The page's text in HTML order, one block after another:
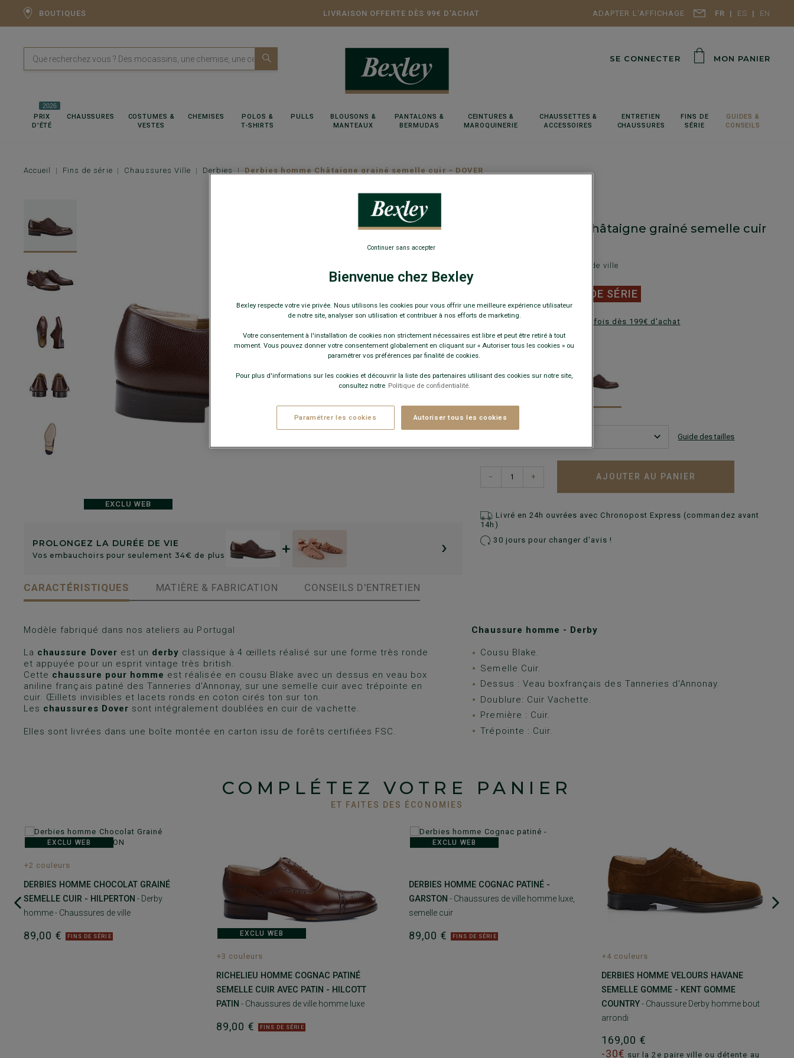
FR ES EN
BOUTIQUES LIVRAISON OFFERTE DÈS 99€ D'ACHAT ADAPTER L'AFFICHAGE
SE CONNECTER MON PANIER
PRIX
D'ÉTÉ
2026
CHAUSSURES
COSTUMES &
VESTES
CHEMISES
POLOS &
T-SHIRTS
PULLS
BLOUSONS &
MANTEAUX
PANTALONS &
BERMUDAS
CEINTURES &
MAROQUINERIE
CHAUSSETTES &
ACCESSOIRES
ENTRETIEN
CHAUSSURES
FINS DE
SÉRIE
GUIDES &
CONSEILS
Accueil Fins de série Chaussures Ville Derbies Derbies homme Châtaigne grainé semelle cuir - DOVER
Derbies homme Châtaigne grainé semelle cuir
Derby homme - Chaussures de ville
FINS DE SÉRIE
Payez en plusieurs fois dès 199€ d'achat
COULEURS DISPONIBLES
Guide des tailles
− + AJOUTER AU PANIER
Livré en 24h ouvrées avec Chronopost Express (commandez avant
14h)
30 jours pour changer d'avis !
EXCLU WEB
PROLONGEZ LA DURÉE DE VIE
Vos embauchoirs pour seulement 34€ de plus ›
+
CARACTÉRISTIQUES MATIÈRE & FABRICATION CONSEILS D'ENTRETIEN
Modèle fabriqué dans nos ateliers au Portugal
La chaussure Dover est un derby classique à 4 œillets réalisé sur une forme très ronde
et appuyée pour un esprit vintage très british.
Cette chaussure pour homme est réalisée en cousu Blake avec un dessus en veau box
aniline français patiné des Tanneries d'Annonay, sur une semelle cuir avec trépointe en
cuir. Œillets invisibles et lacets ronds en coton cirés ton sur ton.
Les chaussures Dover sont intégralement doublées en cuir de vachette.
Elles sont livrées dans une boîte montée en carton issu de forêts certifiées FSC.
Chaussure homme - Derby
Cousu Blake.
Semelle Cuir.
Dessus : Veau boxfrançais des Tanneries d'Annonay.
Doublure: Cuir Vachette.
Première : Cuir.
Trépointe : Cuir.
COMPLÉTEZ VOTRE PANIER
ET FAITES DES ÉCONOMIES
EXCLU WEB
+2 couleurs
DERBIES HOMME CHOCOLAT GRAINÉ
SEMELLE CUIR - HILPERTON - Derby
homme - Chaussures de ville
89,00 € FINS DE SÉRIE EXCLU WEB
+3 couleurs
RICHELIEU HOMME COGNAC PATINÉ
SEMELLE CUIR AVEC PATIN - HILCOTT
PATIN - Chaussures de ville homme luxe
89,00 € FINS DE SÉRIE
EXCLU WEB
DERBIES HOMME COGNAC PATINÉ -
GARSTON - Chaussures de ville homme luxe,
semelle cuir
89,00 € FINS DE SÉRIE
+4 couleurs
DERBIES HOMME VELOURS HAVANE
SEMELLE GOMME - KENT GOMME
COUNTRY- Chaussure Derby homme bout
arrondi
169,00 €
-30€ sur la 2e paire ville ou détente au
Bienvenue chez Bexley
Bexley respecte votre vie privée. Nous utilisons les cookies pour vous offrir une meilleure expérience utilisateur
de notre site, analyser son utilisation et contribuer à nos efforts de marketing.
Votre consentement à l'installation de cookies non strictement nécessaires est libre et peut être retiré à tout
moment. Vous pouvez donner votre consentement globalement en cliquant sur « Autoriser tous les cookies » ou
paramétrer vos préférences par finalité de cookies.
Pour plus d'informations sur les cookies et découvrir la liste des partenaires utilisant des cookies sur notre site,
consultez notre Politique de confidentialité.
Paramétrer les cookies Autoriser tous les cookies
Continuer sans accepter